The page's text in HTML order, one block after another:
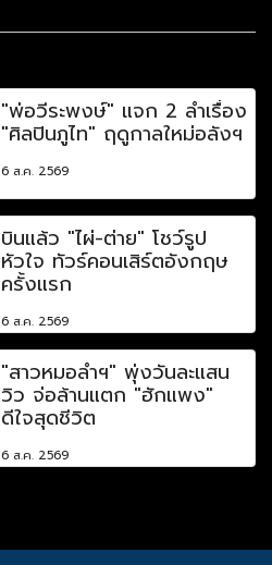
"พ่อวีระพงษ์" แจก 2 ลำเรื่อง
"ศิลปินภูไท" ฤดูกาลใหม่อลังฯ
6 ส.ค. 2569
บินแล้ว "ไผ่-ต่าย" โชว์รูป
หัวใจ ทัวร์คอนเสิร์ตอังกฤษ
ครั้งแรก
6 ส.ค. 2569
"สาวหมอลำฯ" พุ่งวันละแสน
วิว จ่อล้านแตก "ฮักแพง"
ดีใจสุดชีวิต
6 ส.ค. 2569